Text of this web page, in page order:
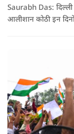
Saurabh Das:
आलीशान कोठी इन